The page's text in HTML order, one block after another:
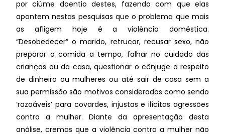
por ciúme doentio destes, fazendo com que elas
apontem nestas pesquisas que o problema que mais
as afligem hoje é a violência doméstica.
“Desobedecer” o marido, retrucar, recusar sexo, não
preparar a comida a tempo, falhar no cuidado das
crianças ou da casa, questionar o cônjuge a respeito
de dinheiro ou mulheres ou até sair de casa sem a
sua permissão são motivos considerados como sendo
‘razoáveis’ para covardes, injustas e ilícitas agressões
contra a mulher. Diante da apresentação desta
análise, cremos que a violência contra a mulher não